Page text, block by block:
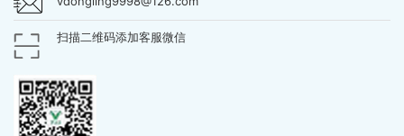
扫描二维码添加客服微信